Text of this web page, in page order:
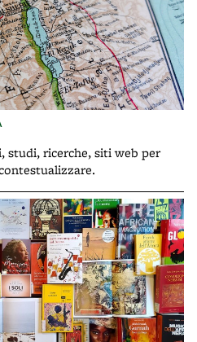
studi, ricerche, siti web per